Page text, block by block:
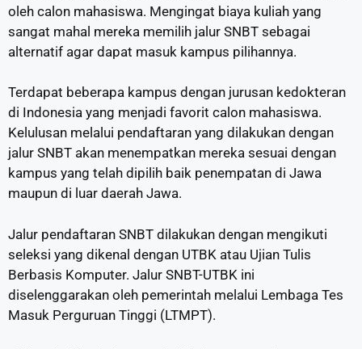
oleh calon mahasiswa. Mengingat biaya kuliah yang
sangat mahal mereka memilih jalur SNBT sebagai
alternatif agar dapat masuk kampus pilihannya.
Terdapat beberapa kampus dengan jurusan kedokteran
di Indonesia yang menjadi favorit calon mahasiswa.
Kelulusan melalui pendaftaran yang dilakukan dengan
jalur SNBT akan menempatkan mereka sesuai dengan
kampus yang telah dipilih baik penempatan di Jawa
maupun di luar daerah Jawa.
Jalur pendaftaran SNBT dilakukan dengan mengikuti
seleksi yang dikenal dengan UTBK atau Ujian Tulis
Berbasis Komputer. Jalur SNBT-UTBK ini
diselenggarakan oleh pemerintah melalui Lembaga Tes
Masuk Perguruan Tinggi (LTMPT).